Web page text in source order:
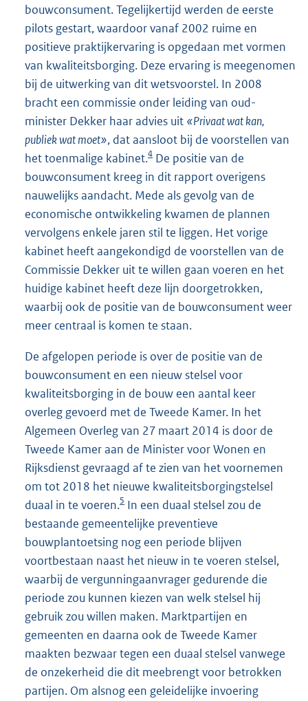
bouwconsument. Tegelijkertijd werden de eerste
pilots gestart, waardoor vanaf 2002 ruime en
positieve praktijkervaring is opgedaan met vormen
van kwaliteitsborging. Deze ervaring is meegenomen
bij de uitwerking van dit wetsvoorstel. In 2008
bracht een commissie onder leiding van oud-
minister Dekker haar advies uit «Privaat wat kan,
publiek wat moet», dat aansloot bij de voorstellen van
het toenmalige kabinet.4 De positie van de
bouwconsument kreeg in dit rapport overigens
nauwelijks aandacht. Mede als gevolg van de
economische ontwikkeling kwamen de plannen
vervolgens enkele jaren stil te liggen. Het vorige
kabinet heeft aangekondigd de voorstellen van de
Commissie Dekker uit te willen gaan voeren en het
huidige kabinet heeft deze lijn doorgetrokken,
waarbij ook de positie van de bouwconsument weer
meer centraal is komen te staan.
De afgelopen periode is over de positie van de
bouwconsument en een nieuw stelsel voor
kwaliteitsborging in de bouw een aantal keer
overleg gevoerd met de Tweede Kamer. In het
Algemeen Overleg van 27 maart 2014 is door de
Tweede Kamer aan de Minister voor Wonen en
Rijksdienst gevraagd af te zien van het voornemen
om tot 2018 het nieuwe kwaliteitsborgingstelsel
duaal in te voeren.5 In een duaal stelsel zou de
bestaande gemeentelijke preventieve
bouwplantoetsing nog een periode blijven
voortbestaan naast het nieuw in te voeren stelsel,
waarbij de vergunningaanvrager gedurende die
periode zou kunnen kiezen van welk stelsel hij
gebruik zou willen maken. Marktpartijen en
gemeenten en daarna ook de Tweede Kamer
maakten bezwaar tegen een duaal stelsel vanwege
de onzekerheid die dit meebrengt voor betrokken
partijen. Om alsnog een geleidelijke invoering